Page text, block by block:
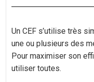
Un CEF s’utilise très
une ou plusieurs des
Pour maximiser son
utiliser toutes.